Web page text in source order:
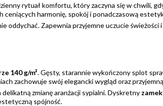
rytuał komfortu, który zaczyna się w chwili,
ceniących harmonię, spokój i ponadczasową
Zapewnia przyjemne uczucie świeżości i
140 g/m². Gęsty, starannie wykończony splot
zachowuje swój elegancki wygląd oraz
zmianę aranżacji sypialni. Dyskretny
spójność.